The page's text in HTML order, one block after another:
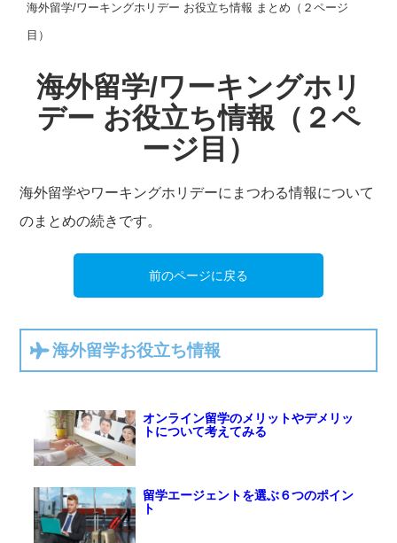
海外留学/ワーキングホリデー お役立ち情報 まとめ（２ページ
目）
海外留学/ワーキングホリ
デー お役立ち情報（２ペ
ージ目）
海外留学やワーキングホリデーにまつわる情報について
のまとめの続きです。
前のページに戻る
海外留学お役立ち情報
オンライン留学のメリットやデメリッ
トについて考えてみる
留学エージェントを選ぶ６つのポイン
ト